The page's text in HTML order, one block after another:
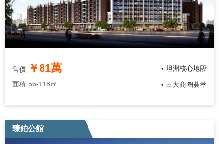
售價 ￥81萬
面積 56-118㎡
• 坦洲核心地段
• 三大商圈荟萃
臻鉑公館